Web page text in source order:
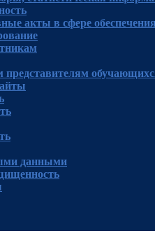
акты в сфере
представителям
данными